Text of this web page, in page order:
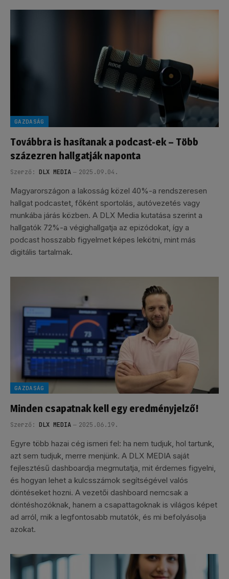
GAZDASÁG
Továbbra is hasítanak a podcast-ek – Több
százezren hallgatják naponta
Szerző: DLX MEDIA 2025.09.04.
Magyarországon a lakosság közel 40%-a rendszeresen
hallgat podcastet, főként sportolás, autóvezetés vagy
munkába járás közben. A DLX Media kutatása szerint a
hallgatók 72%-a végighallgatja az epizódokat, így a
podcast hosszabb figyelmet képes lekötni, mint más
digitális tartalmak.
GAZDASÁG
Minden csapatnak kell egy eredményjelző!
Szerző: DLX MEDIA 2025.06.19.
Egyre több hazai cég ismeri fel: ha nem tudjuk, hol tartunk,
azt sem tudjuk, merre menjünk. A DLX MEDIA saját
fejlesztésű dashboardja megmutatja, mit érdemes figyelni,
és hogyan lehet a kulcsszámok segítségével valós
döntéseket hozni. A vezetői dashboard nemcsak a
döntéshozóknak, hanem a csapattagoknak is világos képet
ad arról, mik a legfontosabb mutatók, és mi befolyásolja
azokat.